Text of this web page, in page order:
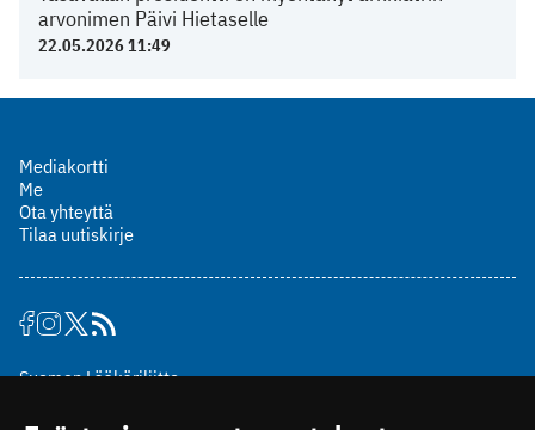
arvonimen Päivi Hietaselle
22.05.2026 11:49
Mediakortti
Me
Ota yhteyttä
Tilaa uutiskirje
Suomen Lääkäriliitto